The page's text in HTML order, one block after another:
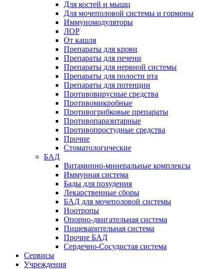
Для костей и мыщц
Для мочеполовой системы и гормоны
Иммуномодуляторы
ЛОР
От кашля
Препараты для крови
Препараты для печени
Препараты для нервной системы
Препараты для полости рта
Препараты для потенции
Противовирусные средства
Противомикробные
Противогрибковые препараты
Противопаразитарные
Противопростудные средства
Прочие
Стоматологические
БАД
Витаминно-минеральные комплексы
Иммунная система
Бады для похудения
Лекарственные сборы
БАД для мочеполовой системы
Ноотропы
Опорно-двигательная система
Пищеварительная система
Прочие БАД
Сердечно-Сосудистая система
Сервисы
Учреждения